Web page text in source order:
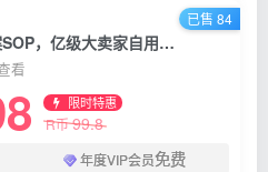
打造高质量合规Listing文案SOP，亿级大卖家自用的文案标准化流程
看
限时特惠
R币99.8
年度VIP会员免费
已售 84